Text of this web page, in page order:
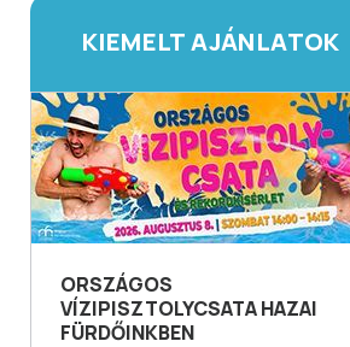
KIEMELT AJÁNLATOK
ORSZÁGOS
VÍZIPISZTOLYCSATA HAZAI
FÜRDŐINKBEN